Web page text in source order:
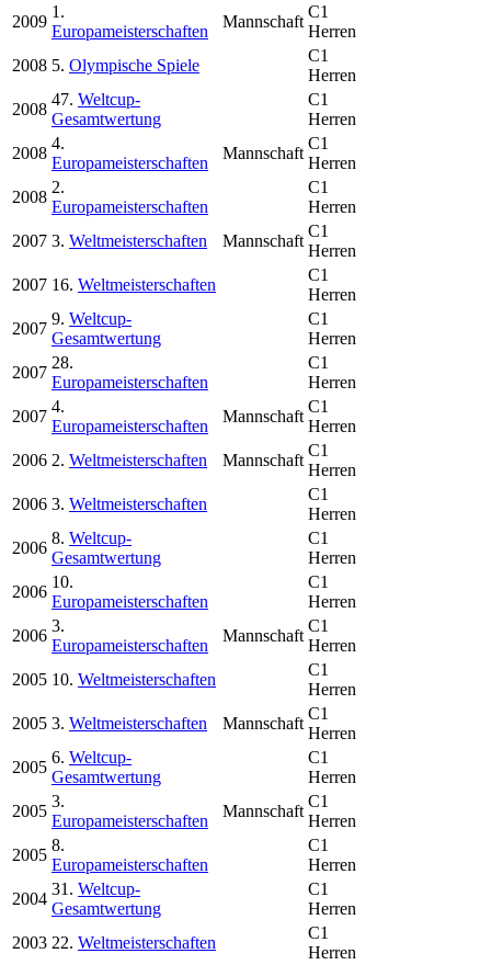
2009
1.
Europameisterschaften
Mannschaft
C1
Herren
2008 5. Olympische Spiele
C1
Herren
2008
47. Weltcup-
Gesamtwertung
C1
Herren
2008
4.
Europameisterschaften
Mannschaft
C1
Herren
2008
2.
Europameisterschaften
C1
Herren
2007 3. Weltmeisterschaften Mannschaft
C1
Herren
2007 16. Weltmeisterschaften
C1
Herren
2007
9. Weltcup-
Gesamtwertung
C1
Herren
2007
28.
Europameisterschaften
C1
Herren
2007
4.
Europameisterschaften
Mannschaft
C1
Herren
2006 2. Weltmeisterschaften Mannschaft
C1
Herren
2006 3. Weltmeisterschaften
C1
Herren
2006
8. Weltcup-
Gesamtwertung
C1
Herren
2006
10.
Europameisterschaften
C1
Herren
2006
3.
Europameisterschaften
Mannschaft
C1
Herren
2005 10. Weltmeisterschaften
C1
Herren
2005 3. Weltmeisterschaften Mannschaft
C1
Herren
2005
6. Weltcup-
Gesamtwertung
C1
Herren
2005
3.
Europameisterschaften
Mannschaft
C1
Herren
2005
8.
Europameisterschaften
C1
Herren
2004
31. Weltcup-
Gesamtwertung
C1
Herren
2003 22. Weltmeisterschaften
C1
Herren